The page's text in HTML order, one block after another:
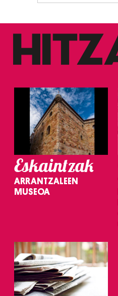
Eskaintzak
ARRANTZALEEN
MUSEOA